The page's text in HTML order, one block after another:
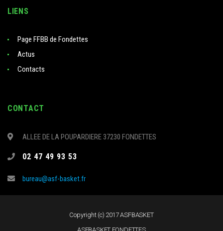
LIENS
Page FFBB de Fondettes
Actus
Contacts
CONTACT
ALLEE DE LA POUPARDIERE 37230 FONDETTES
02 47 49 93 53
bureau@asf-basket.fr
Copyright (c) 2017 ASFBASKET